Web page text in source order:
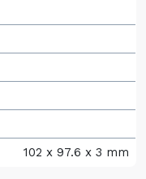
102 x 97.6 x 3 mm